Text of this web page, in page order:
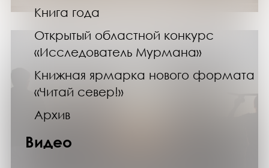
Книга года
Открытый областной конкурс
«Исследователь Мурмана»
Книжная ярмарка нового формата
«Читай север!»
Архив
Видео